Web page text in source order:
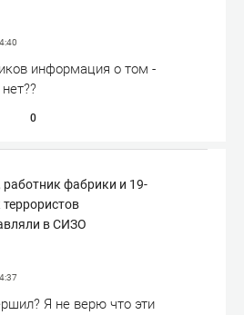
информация о том -
0
фабрики и 19-
в СИЗО
Я не верю что эти